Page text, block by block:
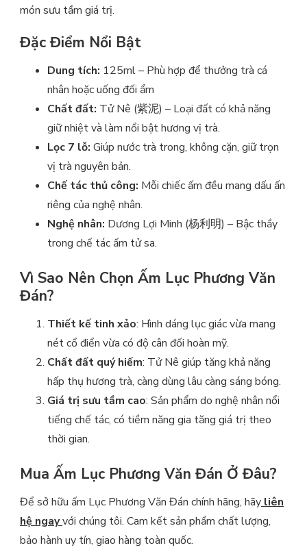
món sưu tầm giá trị.
Đặc Điểm Nổi Bật
Dung tích: 125ml – Phù hợp để thưởng trà cá
nhân hoặc uống đối ẩm
Chất đất: Tử Nê (紫泥) – Loại đất có khả năng
giữ nhiệt và làm nổi bật hương vị trà.
Lọc 7 lỗ: Giúp nước trà trong, không cặn, giữ trọn
vị trà nguyên bản.
Chế tác thủ công: Mỗi chiếc ấm đều mang dấu ấn
riêng của nghệ nhân.
Nghệ nhân: Dương Lợi Minh (杨利明) – Bậc thầy
trong chế tác ấm tử sa.
Vì Sao Nên Chọn Ấm Lục Phương Văn
Đán?
Thiết kế tinh xảo: Hình dáng lục giác vừa mang
nét cổ điển vừa có độ cân đối hoàn mỹ.
Chất đất quý hiếm: Tử Nê giúp tăng khả năng
hấp thụ hương trà, càng dùng lâu càng sáng bóng.
Giá trị sưu tầm cao: Sản phẩm do nghệ nhân nổi
tiếng chế tác, có tiềm năng gia tăng giá trị theo
thời gian.
Mua Ấm Lục Phương Văn Đán Ở Đâu?
Để sở hữu ấm Lục Phương Văn Đán chính hãng, hãy liên
hệ ngayvới chúng tôi. Cam kết sản phẩm chất lượng,
bảo hành uy tín, giao hàng toàn quốc.